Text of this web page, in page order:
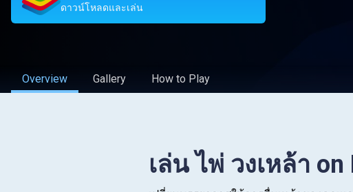
ดาวน์โหลดและเล่น
Overview Gallery How to Play
เล่น ไพ่ วงเหล้า on